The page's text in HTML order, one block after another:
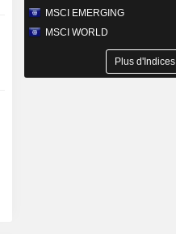
MSCI EMERGING
MSCI WORLD
Plus d'Indices